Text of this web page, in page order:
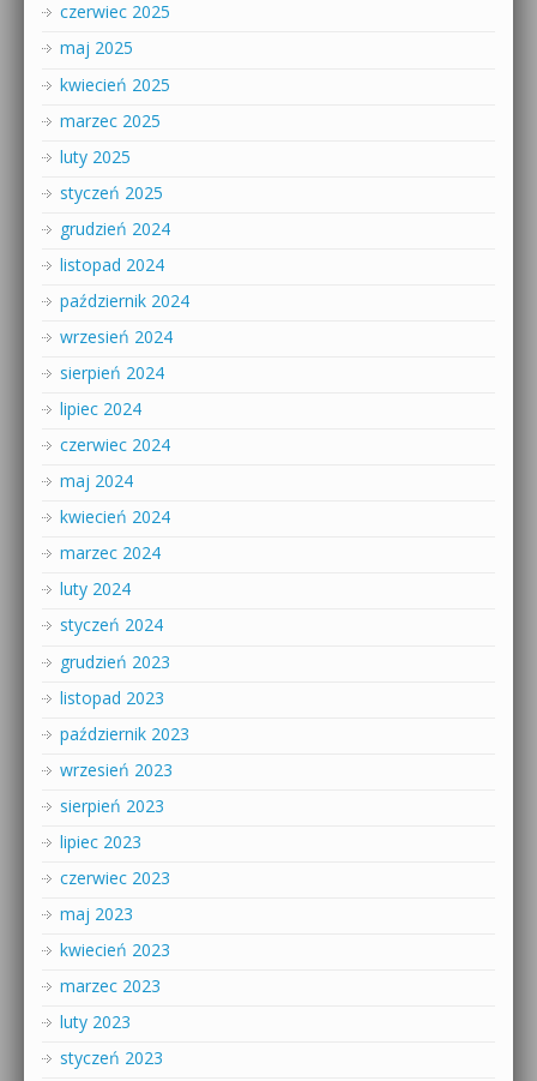
czerwiec 2025
maj 2025
kwiecień 2025
marzec 2025
luty 2025
styczeń 2025
grudzień 2024
listopad 2024
październik 2024
wrzesień 2024
sierpień 2024
lipiec 2024
czerwiec 2024
maj 2024
kwiecień 2024
marzec 2024
luty 2024
styczeń 2024
grudzień 2023
listopad 2023
październik 2023
wrzesień 2023
sierpień 2023
lipiec 2023
czerwiec 2023
maj 2023
kwiecień 2023
marzec 2023
luty 2023
styczeń 2023